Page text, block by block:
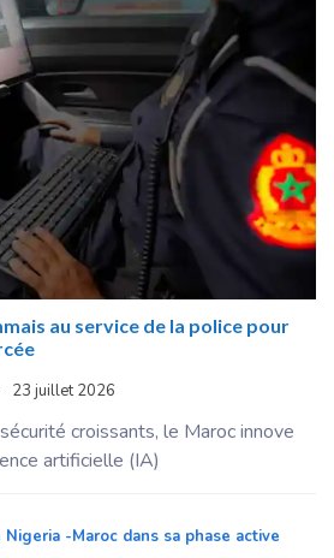
au service de la police pour
23 juillet 2026
croissants, le Maroc innove
artificielle (IA)